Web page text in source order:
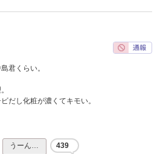
君くらい。
だし化粧が濃くてキモい。
うーん… 439